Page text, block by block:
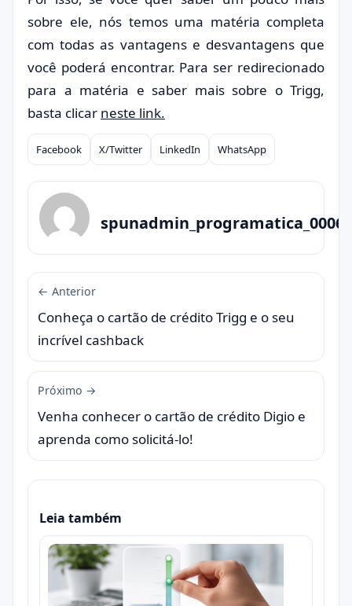
sobre ele, nós temos uma matéria completa
com todas as vantagens e desvantagens que
você poderá encontrar. Para ser redirecionado
para a matéria e saber mais sobre o Trigg,
basta clicar neste link.
Compartilhar
Facebook X/Twitter LinkedIn WhatsApp
spunadmin_programatica_0006
← Anterior
Conheça o cartão de crédito Trigg e o seu
incrível cashback
Próximo →
Venha conhecer o cartão de crédito Digio e
aprenda como solicitá-lo!
Leia também